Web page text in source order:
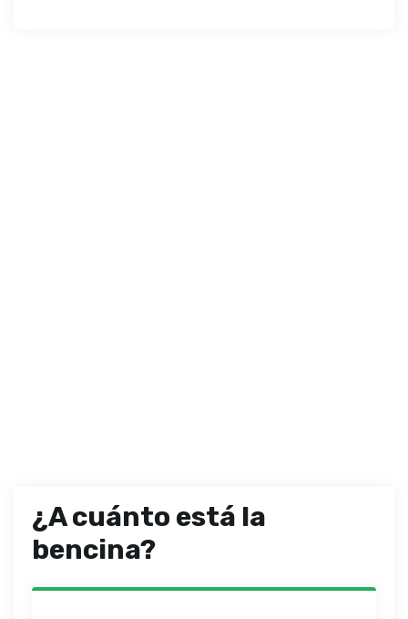
¿A cuánto está la
bencina?